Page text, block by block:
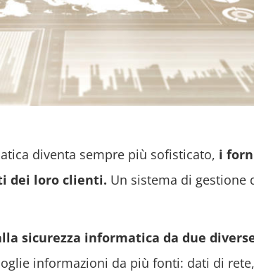
diventa sempre più sofisticato, i
dei loro clienti. Un sistema di
sicurezza informatica da due
informazioni da più fonti: dati di